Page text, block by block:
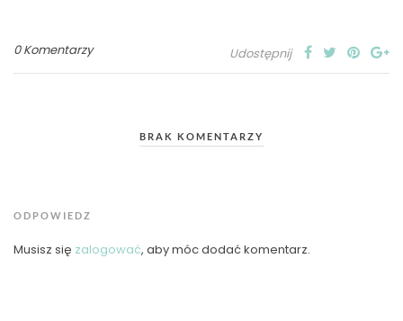
0 Komentarzy Udostępnij
BRAK KOMENTARZY
ODPOWIEDZ
Musisz się zalogować, aby móc dodać komentarz.